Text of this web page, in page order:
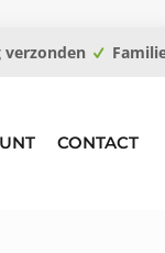
verzonden
CONTACT